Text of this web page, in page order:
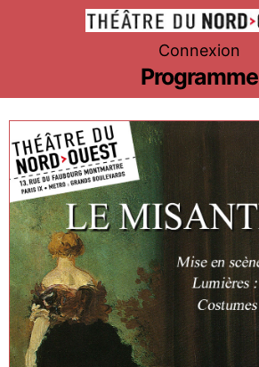
Théâtre
du
Nord-
Ouest
Connexion
Programme